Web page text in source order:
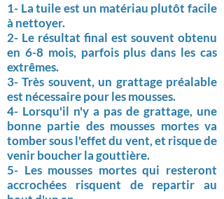
1- La tuile est un matériau plutôt facile
à nettoyer.
2- Le résultat final est souvent obtenu
en 6-8 mois, parfois plus dans les cas
extrêmes.
3- Très souvent, un grattage préalable
est nécessaire pour les mousses.
4- Lorsqu'il n'y a pas de grattage, une
bonne partie des mousses mortes va
tomber sous l'effet du vent, et risque de
venir boucher la gouttière.
5- Les mousses mortes qui resteront
accrochées risquent de repartir au